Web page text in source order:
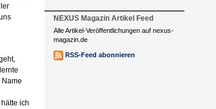
ich
NEXUS Magazin Artikel Feed
Alle Artikel-Veröffentlichungen auf nexus-
magazin.de
RSS-Feed abonnieren